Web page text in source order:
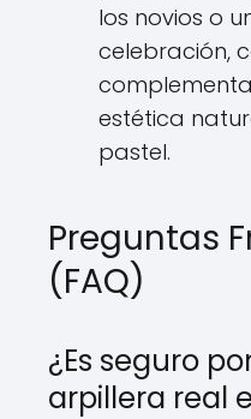
los novios o
celebración,
estética
pastel.
Preguntas
(FAQ)
¿Es seguro
arpillera real